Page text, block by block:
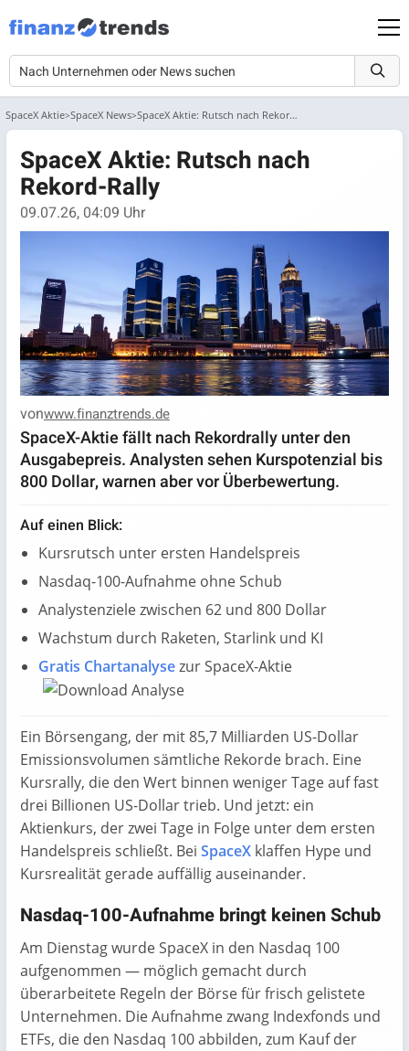
SpaceX Aktie SpaceX News SpaceX Aktie: Rutsch nach Rekord-Rally
SpaceX Aktie: Rutsch nach
Rekord-Rally
09.07.26, 04:09 Uhr
vonwww.finanztrends.de
SpaceX-Aktie fällt nach Rekordrally unter den
Ausgabepreis. Analysten sehen Kurspotenzial bis
800 Dollar, warnen aber vor Überbewertung.
Auf einen Blick:
Kursrutsch unter ersten Handelspreis
Nasdaq-100-Aufnahme ohne Schub
Analystenziele zwischen 62 und 800 Dollar
Wachstum durch Raketen, Starlink und KI
Gratis Chartanalysezur SpaceX-Aktie
Ein Börsengang, der mit 85,7 Milliarden US-Dollar
Emissionsvolumen sämtliche Rekorde brach. Eine
Kursrally, die den Wert binnen weniger Tage auf fast
drei Billionen US-Dollar trieb. Und jetzt: ein
Aktienkurs, der zwei Tage in Folge unter dem ersten
Handelspreis schließt. Bei SpaceX klaffen Hype und
Kursrealität gerade auffällig auseinander.
Nasdaq-100-Aufnahme bringt keinen Schub
Am Dienstag wurde SpaceX in den Nasdaq 100
aufgenommen — möglich gemacht durch
überarbeitete Regeln der Börse für frisch gelistete
Unternehmen. Die Aufnahme zwang Indexfonds und
ETFs, die den Nasdaq 100 abbilden, zum Kauf der